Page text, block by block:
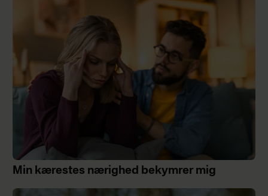
Min kærestes nærighed bekymrer mig